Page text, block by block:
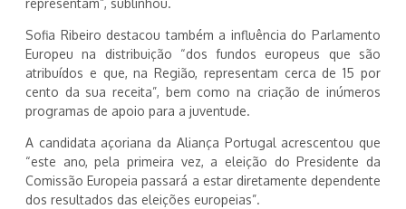
representam”, sublinhou.
Sofia Ribeiro destacou também a influência do Parlamento
Europeu na distribuição “dos fundos europeus que são
atribuídos e que, na Região, representam cerca de 15 por
cento da sua receita”, bem como na criação de inúmeros
programas de apoio para a juventude.
A candidata açoriana da Aliança Portugal acrescentou que
“este ano, pela primeira vez, a eleição do Presidente da
Comissão Europeia passará a estar diretamente dependente
dos resultados das eleições europeias”.